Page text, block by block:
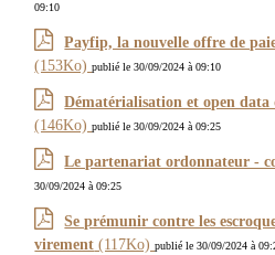
09:10
Payfip, la nouvelle offre de
(153Ko)publié le 30/09/2024 à 09:10
Dématérialisation et open
(146Ko)publié le 30/09/2024 à 09:25
Le partenariat ordonnateur -
30/09/2024 à 09:25
Se prémunir contre les
virement (117Ko)publié le 30/09/2024 à